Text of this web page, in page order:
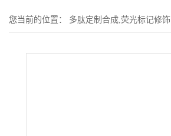
您当前的位置： 多肽定制合成,荧光标记修饰